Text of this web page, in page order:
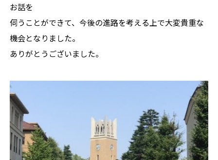
お話を
伺うことができて、今後の進路を考える上で大変貴重な
機会となりました。
ありがとうございました。